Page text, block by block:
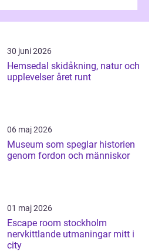
30 juni 2026
Hemsedal skidåkning, natur och
upplevelser året runt
06 maj 2026
Museum som speglar historien
genom fordon och människor
01 maj 2026
Escape room stockholm
nervkittlande utmaningar mitt i
city